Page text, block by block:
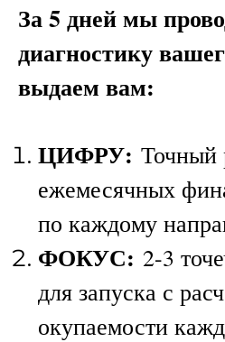
За 5 дней мы
диагностику
выдаем вам:
ЦИФРУ: Точный
ежемесячных
по каждому
ФОКУС: 2-3
для запуска с
окупаемости